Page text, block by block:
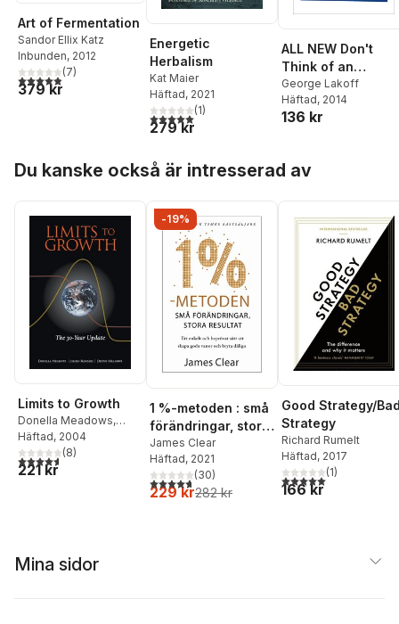
Art of Fermentation
Sandor Ellix Katz
Inbunden, 2012
4,9utav 5 stjärnor. Totalt antal röster:
(7)
379 kr
Energetic
Herbalism
Kat Maier
Häftad, 2021
5,0utav 5 stjärnor. Totalt antal röster:
(1)
279 kr
ALL NEW Don't
Think of an
Elephant!
George Lakoff
Häftad, 2014
136 kr
Du kanske också är intresserad av
Limits to Growth
Donella Meadows,
Jorgen Randers
Dennis Meadows
Häftad, 2004
4,6utav 5 stjärnor. Totalt antal röster:
(8)
221 kr
-19%
1 %-metoden : små
förändringar, stora
resultat : ett enkelt
och beprövat sätt
att skapa goda
vanor och bryta
James Clear
Häftad, 2021
4,7utav 5 stjärnor. Totalt antal röster:
(30)
229 kr282 kr
Good Strategy/
Strategy
Richard Rumelt
Häftad, 2017
5,0utav 5 stjärnor.
(1)
166 kr
Mina sidor